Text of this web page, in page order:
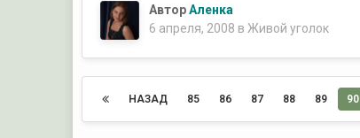
АвторАленка
6 апреля, 2008 вЖивой уголок
НАЗАД 85 86 87 88 89 90